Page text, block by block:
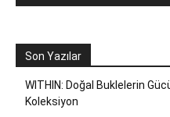
Son Yazılar
WITHIN: Doğal Buklelerin
Koleksiyon